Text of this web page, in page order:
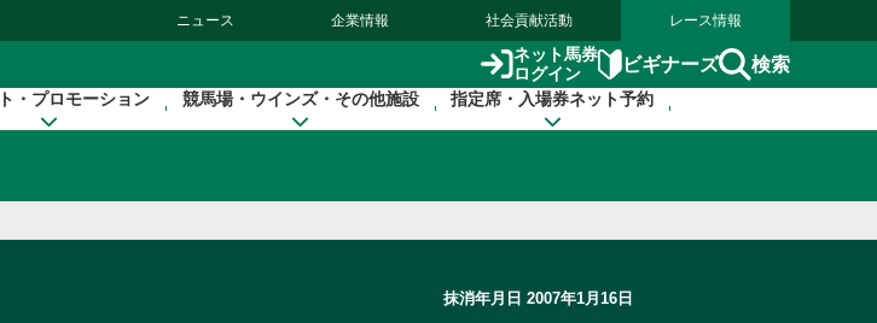
ニュース 企業情報 社会貢献活動 レース情報
ネット馬券
ログイン
ビギナーズ 検索
・プロモーション 競馬場・ウインズ・その他施設 指定席・入場券ネット予約
抹消年月日 2007年1月16日